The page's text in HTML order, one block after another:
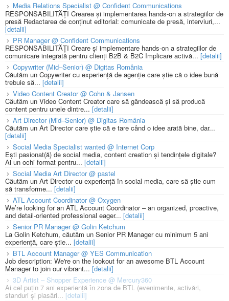
Media Relations Specialist @ Confident Communications
RESPONSABILITĂȚI Crearea și implementarea hands-on a strategiilor de
presă Redactarea de conținut editorial: comunicate de presă, interviuri,...
[detalii]
PR Manager @ Confident Communications
RESPONSABILITĂȚI Creare și implementare hands-on a strategiilor de
comunicare integrată pentru clienți B2B & B2C Implicare activă... [detalii]
Copywriter (Mid–Senior) @ Digitas România
Căutăm un Copywriter cu experiență de agenție care știe că o idee bună
trebuie să... [detalii]
Video Content Creator @ Cohn & Jansen
Căutăm un Video Content Creator care să gândească și să producă
content pentru unele dintre... [detalii]
Art Director (Mid–Senior) @ Digitas România
Căutăm un Art Director care știe că e tare când o idee arată bine, dar...
[detalii]
Social Media Specialist wanted @ Internet Corp
Ești pasionat(ă) de social media, content creation și tendințele digitale?
Ai un ochi format pentru... [detalii]
Social Media Art Director @ pastel
Căutăm un Art Director cu experiență în social media, care să știe cum
să transforme... [detalii]
ATL Account Coordinator @ Oxygen
We’re looking for an ATL Account Coordinator – an organized, proactive,
and detail-oriented professional eager... [detalii]
Senior PR Manager @ Golin Ketchum
La Golin Ketchum, căutăm un Senior PR Manager cu minimum 5 ani
experiență, care știe... [detalii]
BTL Account Manager @ YES Communication
Job description: We're on the lookout for an awesome BTL Account
Manager to join our vibrant... [detalii]
3D Artist – Shopper Experience @ Mercury360
Ai cel puțin 7 ani experiență în zona de BTL (evenimente, activări,
standuri și plasări... [detalii]